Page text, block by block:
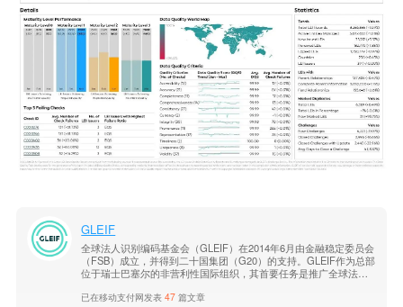
GLEIF
全球法人识别编码基金会（GLEIF）在2014年6月由金融稳定委员会
（FSB）成立，并得到二十国集团（G20）的支持。GLEIF作为总部
位于瑞士巴塞尔的非营利性国际组织，其首要任务是推广全球法人
的运用。
已在移动支付网发表47 篇文章